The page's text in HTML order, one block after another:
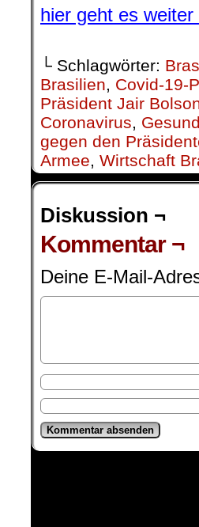
hier geht es weiter
└ Schlagwörter:
Brasilien, Covid-19-
Präsident Jair
Coronavirus,
gegen den
Armee, Wirtschaft
Diskussion ¬
Kommentar ¬
Deine E-Mail-